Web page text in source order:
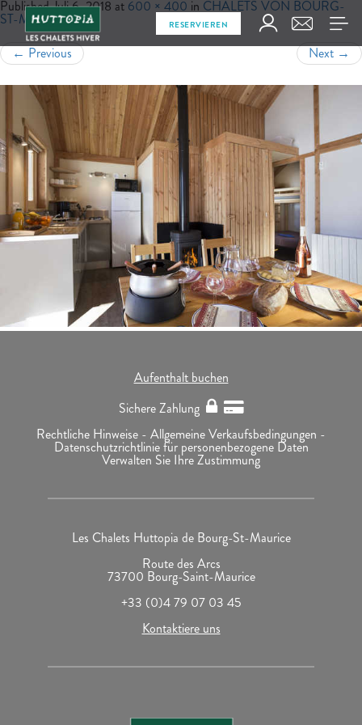
RESERVIEREN
PublishedJuli 6, 2018 at 600 × 400 in CHALETS VON BOURG-
ST-MAURICE
← Previous Next →
Aufenthalt buchen
Sichere Zahlung
Rechtliche Hinweise - Allgemeine Verkaufsbedingungen -
Datenschutzrichtlinie für personenbezogene Daten
Verwalten Sie Ihre Zustimmung
Les Chalets Huttopia de Bourg-St-Maurice
Route des Arcs
73700 Bourg-Saint-Maurice
+33 (0)4 79 07 03 45
Kontaktiere uns